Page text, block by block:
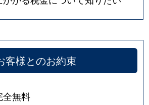
客様とのお約束
全無料